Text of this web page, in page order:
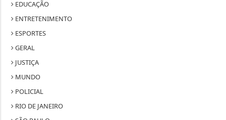
EDUCAÇÃO
ENTRETENIMENTO
ESPORTES
GERAL
JUSTIÇA
MUNDO
POLICIAL
RIO DE JANEIRO